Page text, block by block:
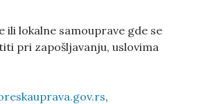
lokalne samouprave gde se
pri zapošljavanju, uslovima
,